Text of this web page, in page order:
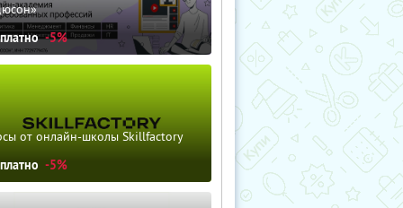
-5%
от онлайн-школы Skillfactory
-5%